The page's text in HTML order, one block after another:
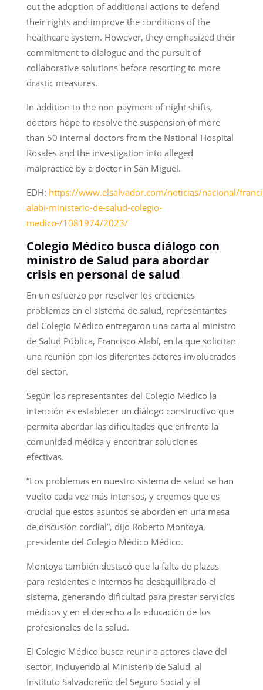
out the adoption of additional actions to defend
their rights and improve the conditions of the
healthcare system. However, they emphasized their
commitment to dialogue and the pursuit of
collaborative solutions before resorting to more
drastic measures.
In addition to the non-payment of night shifts,
doctors hope to resolve the suspension of more
than 50 internal doctors from the National Hospital
Rosales and the investigation into alleged
malpractice by a doctor in San Miguel.
EDH: https://www.elsalvador.com/noticias/nacional/
alabi-ministerio-de-salud-colegio-
medico-/1081974/2023/
Colegio Médico busca diálogo con
ministro de Salud para abordar
crisis en personal de salud
En un esfuerzo por resolver los crecientes
problemas en el sistema de salud, representantes
del Colegio Médico entregaron una carta al ministro
de Salud Pública, Francisco Alabí, en la que solicitan
una reunión con los diferentes actores involucrados
del sector.
Según los representantes del Colegio Médico la
intención es establecer un diálogo constructivo que
permita abordar las dificultades que enfrenta la
comunidad médica y encontrar soluciones
efectivas.
“Los problemas en nuestro sistema de salud se han
vuelto cada vez más intensos, y creemos que es
crucial que estos asuntos se aborden en una mesa
de discusión cordial”, dijo Roberto Montoya,
presidente del Colegio Médico Médico.
Montoya también destacó que la falta de plazas
para residentes e internos ha desequilibrado el
sistema, generando dificultad para prestar servicios
médicos y en el derecho a la educación de los
profesionales de la salud.
El Colegio Médico busca reunir a actores clave del
sector, incluyendo al Ministerio de Salud, al
Instituto Salvadoreño del Seguro Social y al